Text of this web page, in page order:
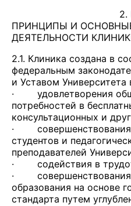
2. ЦЕЛИ,
ПРИНЦИПЫ И
ДЕЯТЕЛЬНОСТИ
2.1. Клиника создана в
федеральным
и Уставом Университета
· удовлетворения
потребностей в
консультационных и
· совершенствования
студентов и
преподавателей
· содействия в
· совершенствования
образования на основе
стандарта путем